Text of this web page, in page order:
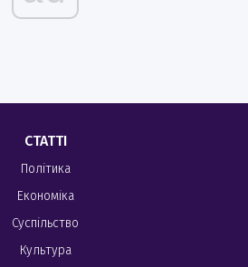
СТАТТІ
Політика
Економіка
Суспільство
Культура